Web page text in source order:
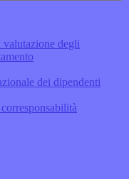
valutazione degli
dei dipendenti